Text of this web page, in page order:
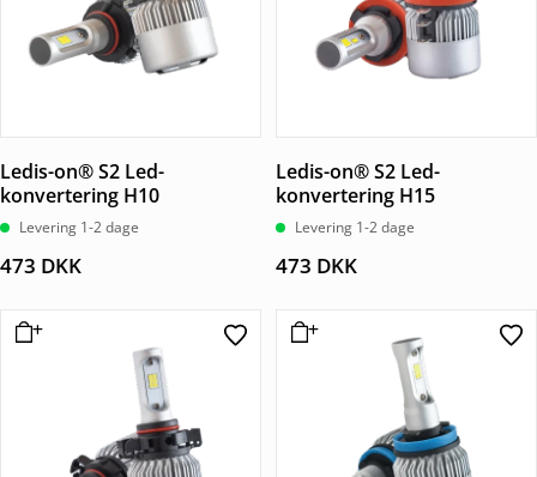
Ledis-on® S2 Led-
konvertering H10
Levering 1-2 dage
473 DKK
Ledis-on® S2 Led-
konvertering H15
Levering 1-2 dage
473 DKK